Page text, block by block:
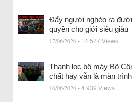
Đẩy người nghèo ra
quyền cho giới siêu giàu
17/06/2026 - 14.527 Views
Thanh lọc bộ máy Bộ
chất hay vẫn là màn
16/06/2026 - 4.939 Views